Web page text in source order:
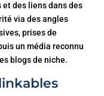
et des liens dans des
via des angles
prises de
un média reconnu
blogs de niche.